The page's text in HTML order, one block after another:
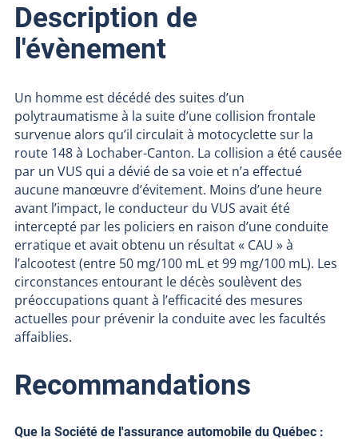
Description de
l'évènement
Un homme est décédé des suites d’un
polytraumatisme à la suite d’une collision frontale
survenue alors qu’il circulait à motocyclette sur la
route 148 à Lochaber-Canton. La collision a été causée
par un VUS qui a dévié de sa voie et n’a effectué
aucune manœuvre d’évitement. Moins d’une heure
avant l’impact, le conducteur du VUS avait été
intercepté par les policiers en raison d’une conduite
erratique et avait obtenu un résultat « CAU » à
l’alcootest (entre 50 mg/100 mL et 99 mg/100 mL). Les
circonstances entourant le décès soulèvent des
préoccupations quant à l’efficacité des mesures
actuelles pour prévenir la conduite avec les facultés
affaiblies.
Recommandations
Que la Société de l'assurance automobile du Québec :